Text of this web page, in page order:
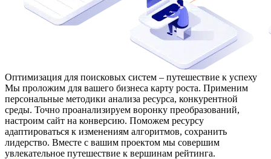
Оптимизация для поисковых систем – путешествие к успеху
Мы проложим для вашего бизнеса карту роста. Применим
персональные методики анализа ресурса, конкурентной
среды. Точно проанализируем воронку преобразований,
настроим сайт на конверсию. Поможем ресурсу
адаптироваться к изменениям алгоритмов, сохранить
лидерство. Вместе с вашим проектом мы совершим
увлекательное путешествие к вершинам рейтинга.